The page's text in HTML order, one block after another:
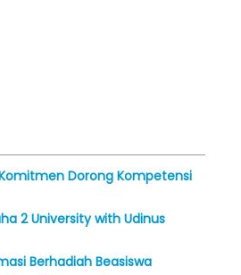
Dorong Kompetensi
2 University with Udinus
Berhadiah Beasiswa